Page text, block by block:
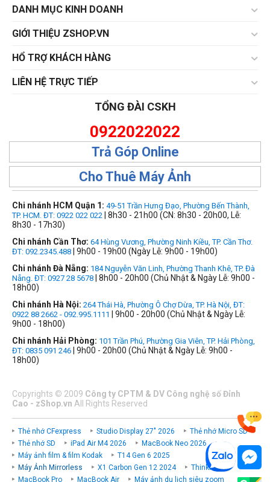
DANH MỤC KINH DOANH
GIỚI THIỆU ZSHOP.VN
HỔ TRỢ KHÁCH HÀNG
LIÊN HỆ TRỰC TIẾP
TỔNG ĐÀI CSKH
0922022022
Trả Góp Online
Cho Thuê Máy Ảnh
Chi nhánh HCM Quận 1: 49-51 Trần Hưng Đạo, Phường Bến Thành,
TP. HCM. ĐT: 0922 022 022 | 8h30 - 21h00 (CN: 8h30 - 20h00, Lễ:
8h30 - 17h30)
Chi nhánh Cần Thơ: 64 Hùng Vương, Phường Ninh Kiều, TP. Cần Thơ.
ĐT: 092.2345.488 | 9h00 - 19h00 (Ngày Lễ: 9h00 - 19h00)
Chi nhánh Đà Nẵng: 184 Nguyễn Văn Linh, Phường Thanh Khê, TP. Đà
Nẵng. ĐT: 0927 28 5678 | 8h00 - 20h00 (Chủ Nhật & Ngày Lễ: 9h00 -
18h00)
Chi nhánh Hà Nội: 264 Thái Hà, Phường Ô Chợ Dừa, TP. Hà Nội, ĐT:
0922 88 2662 - 092.995.1111
| 9h00 - 20h00 (Chủ Nhật & Ngày Lễ:
9h00 - 18h00)
Chi nhánh Hải Phòng: 101 Trần Phú, Phường Gia Viên, TP. Hải Phòng,
ĐT: 0835 091 246 | 9h00 - 20h00 (Chủ Nhật & Ngày Lễ: 9h00 -
18h00)
Copyrights © 2009 Công ty CPTM & DV Công nghệ số Đỉnh
Cao - zShop.vn All Rights Reserved
Thẻ nhớ CFexpress Studio Display 27" 2026
Thẻ nhớ Micro SD
Thẻ nhớ SD
iPad Air M4 2026
MacBook Neo 2026
Máy ảnh film & film Kodak
T14 Gen 6 2025
Máy Ảnh Mirrorless
X1 Carbon Gen 12 2024
ThinkPad P
MacBook Pro
MacBook Air Máy ảnh du lịch siêu zoom